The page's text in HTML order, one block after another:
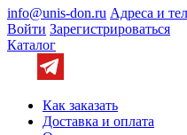
info@unis-don.ru Адреса и
Войти Зарегистрироваться
Каталог
Как заказать
Доставка и оплата